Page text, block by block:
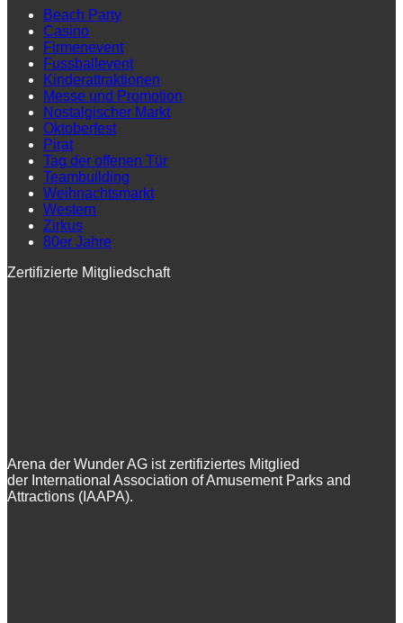
Beach Party
Casino
Firmenevent
Fussballevent
Kinderattraktionen
Messe und Promotion
Nostalgischer Markt
Oktoberfest
Pirat
Tag der offenen Tür
Teambuilding
Weihnachtsmarkt
Western
Zirkus
80er Jahre
Zertifizierte Mitgliedschaft
Arena der Wunder AG ist zertifiziertes Mitglied
der International Association of Amusement Parks and
Attractions (IAAPA).